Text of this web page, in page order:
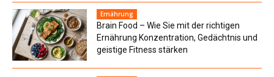
Ernährung
Brain Food – Wie Sie mit der richtigen
Ernährung Konzentration, Gedächtnis und
geistige Fitness stärken